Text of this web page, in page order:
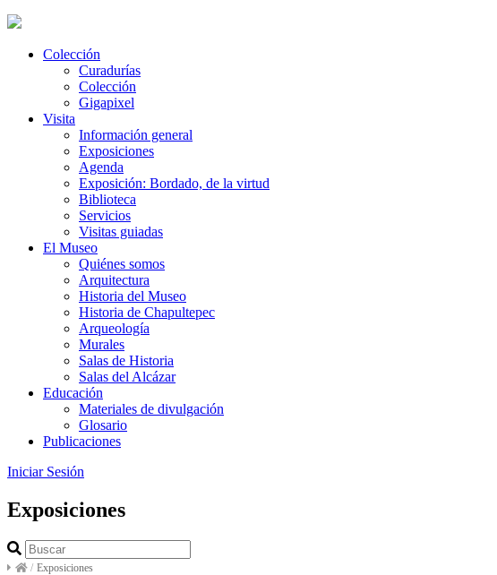
Colección
Curadurías
Colección
Gigapixel
Visita
Información general
Exposiciones
Agenda
Exposición: Bordado, de la virtud
Biblioteca
Servicios
Visitas guiadas
El Museo
Quiénes somos
Arquitectura
Historia del Museo
Historia de Chapultepec
Arqueología
Murales
Salas de Historia
Salas del Alcázar
Educación
Materiales de divulgación
Glosario
Publicaciones
Iniciar Sesión
Exposiciones
/ Exposiciones